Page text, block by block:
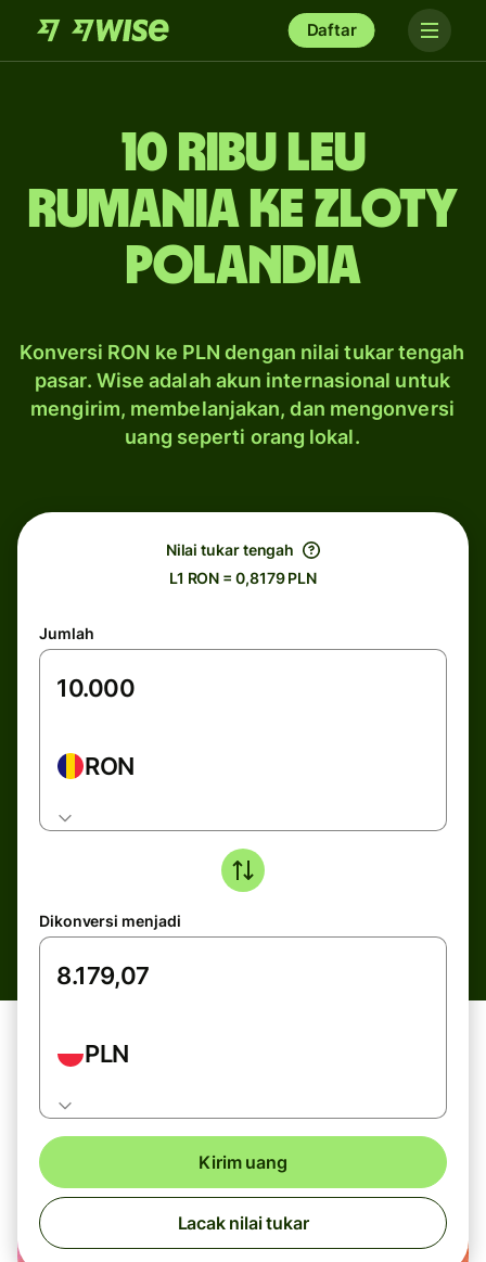
Daftar
10 ribu leu
Rumania ke zloty
Polandia
Konversi RON ke PLN dengan nilai tukar tengah
pasar. Wise adalah akun internasional untuk
mengirim, membelanjakan, dan mengonversi
uang seperti orang lokal.
Nilai tukar tengah
L1 RON = 0,8179 PLN
Jumlah
RON
Dikonversi menjadi
PLN
Kirim uang
Lacak nilai tukar